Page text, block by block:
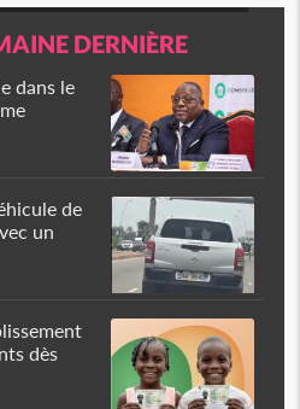
DERNIÈRE
dans le
de
un
dès